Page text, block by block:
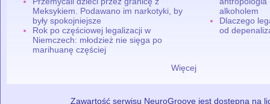
Meksykiem. Podawano im narkotyki, by
były spokojniejsze
Rok po częściowej legalizacji w
Niemczech: młodzież nie sięga po
marihuanę częściej
Więcej
alkoholem
Dlaczego
od
Zawartość serwisu NeuroGroove jest dostępna na